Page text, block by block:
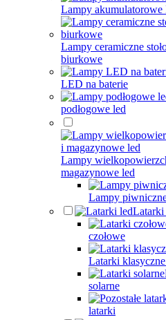
Lampy
Lampy ceramiczne
biurkowe
LED na baterie
podłogowe led
Lampy
magazynowe led
Lampy
Latarki
czołowe
Latarki
solarne
latarki